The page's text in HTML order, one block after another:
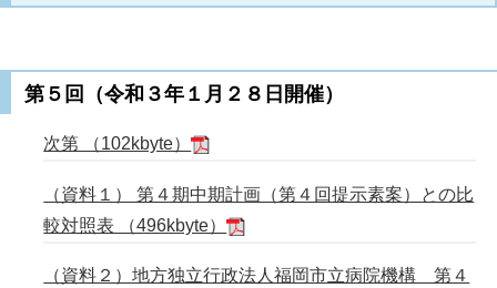
第５回（令和３年１月２８日開催）
次第 （102kbyte）
（資料１） 第４期中期計画（第４回提示素案）との比
較対照表 （496kbyte）
（資料２）地方独立行政法人福岡市立病院機構 第４